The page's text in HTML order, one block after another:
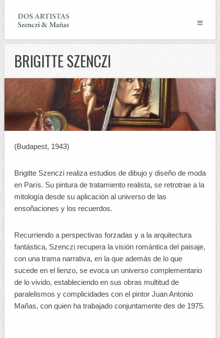
BRIGITTE SZENCZI
(Budapest, 1943)
Brigitte Szenczi realiza estudios de dibujo y diseño de moda
en París. Su pintura de tratamiento realista, se retrotrae a la
mitología desde su aplicación al universo de las
ensoñaciones y los recuerdos.
Recurriendo a perspectivas forzadas y a la arquitectura
fantástica, Szenczi recupera la visión romántica del paisaje,
con una trama narrativa, en la que además de lo que
sucede en el lienzo, se evoca un universo complementario
de lo vivido, estableciendo en sus obras multitud de
paralelismos y complicidades con el pintor Juan Antonio
Mañas, con quien ha trabajado conjuntamente des de 1975.